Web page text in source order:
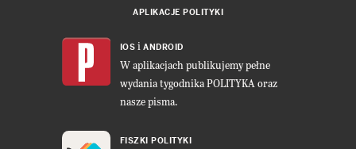
APLIKACJE POLITYKI
IOS i ANDROID
W aplikacjach publikujemy pełne
wydania tygodnika POLITYKA oraz
nasze pisma.
FISZKI POLITYKI